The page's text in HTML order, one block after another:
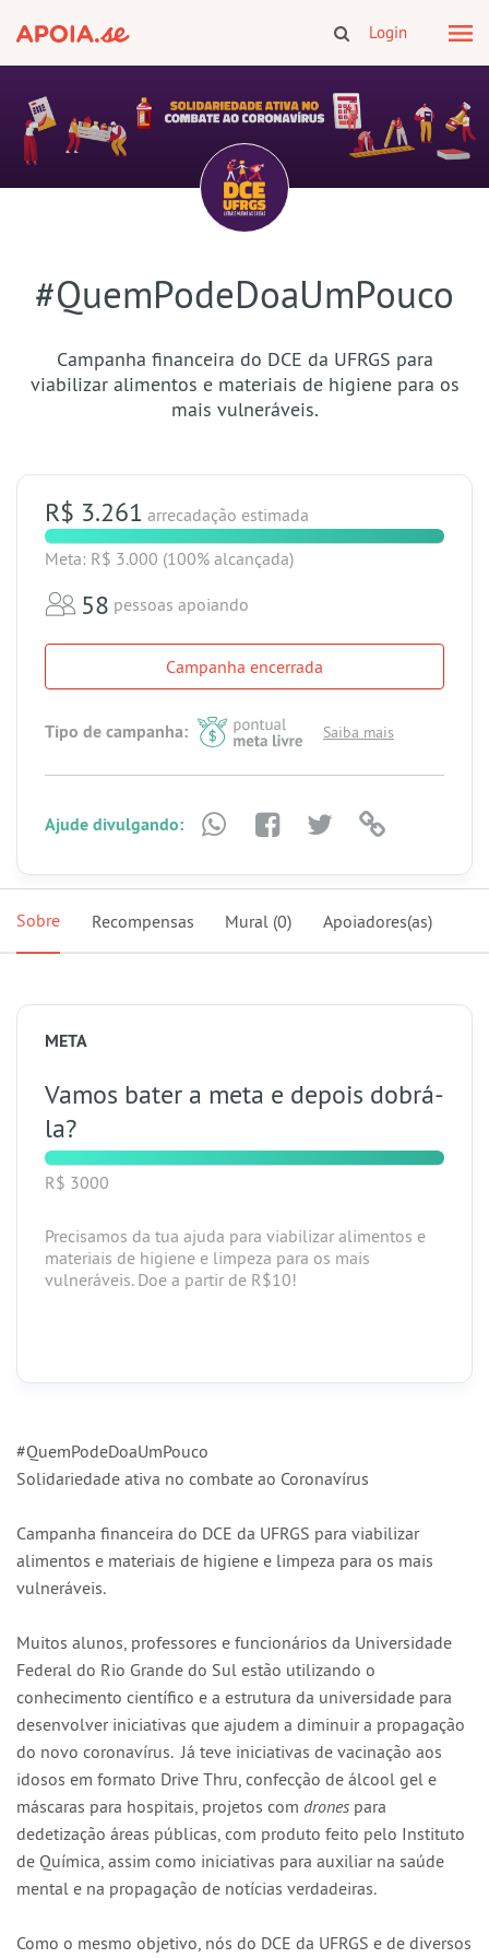
Login
#QuemPodeDoaUmPouco
Campanha financeira do DCE da UFRGS para
viabilizar alimentos e materiais de higiene para os
mais vulneráveis.
R$ 3.261 arrecadação estimada
Meta: R$ 3.000 (100% alcançada)
58 pessoas apoiando
Campanha encerrada
Tipo de campanha: Saiba mais
Ajude divulgando:
Sobre Recompensas Mural (0) Apoiadores(as)
META
Vamos bater a meta e depois dobrá-
la?
R$ 3000
Precisamos da tua ajuda para viabilizar alimentos e
materiais de higiene e limpeza para os mais
vulneráveis. Doe a partir de R$10!
#QuemPodeDoaUmPouco
Solidariedade ativa no combate ao Coronavírus
Campanha financeira do DCE da UFRGS para viabilizar
alimentos e materiais de higiene e limpeza para os mais
vulneráveis.
Muitos alunos, professores e funcionários da Universidade
Federal do Rio Grande do Sul estão utilizando o
conhecimento científico e a estrutura da universidade para
desenvolver iniciativas que ajudem a diminuir a propagação
do novo coronavírus. Já teve iniciativas de vacinação aos
idosos em formato Drive Thru, confecção de álcool gel e
máscaras para hospitais, projetos com drones para
dedetização áreas públicas, com produto feito pelo Instituto
de Química, assim como iniciativas para auxiliar na saúde
mental e na propagação de notícias verdadeiras.
Como o mesmo objetivo, nós do DCE da UFRGS e de diversos